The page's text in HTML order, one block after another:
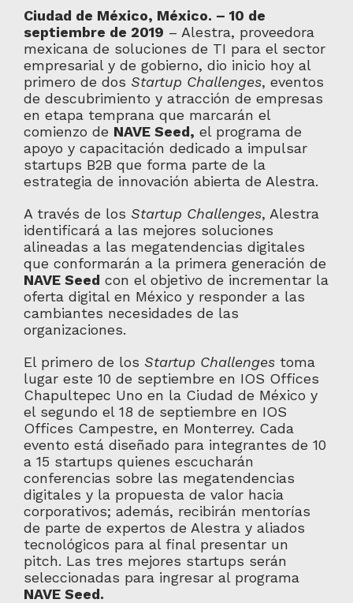
Ciudad de México, México. – 10 de
septiembre de 2019 – Alestra, proveedora
mexicana de soluciones de TI para el sector
empresarial y de gobierno, dio inicio hoy al
primero de dos Startup Challenges, eventos
de descubrimiento y atracción de empresas
en etapa temprana que marcarán el
comienzo de NAVE Seed, el programa de
apoyo y capacitación dedicado a impulsar
startups B2B que forma parte de la
estrategia de innovación abierta de Alestra.
A través de los Startup Challenges, Alestra
identificará a las mejores soluciones
alineadas a las megatendencias digitales
que conformarán a la primera generación de
NAVE Seed con el objetivo de incrementar la
oferta digital en México y responder a las
cambiantes necesidades de las
organizaciones.
El primero de los Startup Challengestoma
lugar este 10 de septiembre en IOS Offices
Chapultepec Uno en la Ciudad de México y
el segundo el 18 de septiembre en IOS
Offices Campestre, en Monterrey. Cada
evento está diseñado para integrantes de 10
a 15 startups quienes escucharán
conferencias sobre las megatendencias
digitales y la propuesta de valor hacia
corporativos; además, recibirán mentorías
de parte de expertos de Alestra y aliados
tecnológicos para al final presentar un
pitch. Las tres mejores startups serán
seleccionadas para ingresar al programa
NAVE Seed.